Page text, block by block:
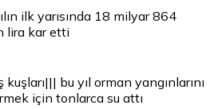
ilk yarısında 18 milyar 864
lira kar etti
bu yıl orman yangınlarını
için tonlarca su attı